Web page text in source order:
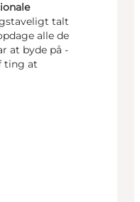
talt
alle de
at byde på -
ting at